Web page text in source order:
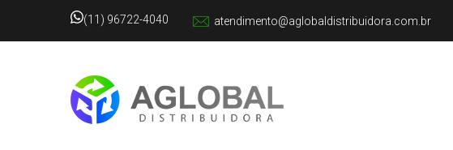
(11) 96722-4040 atendimento@aglobaldistribuidora.com.br